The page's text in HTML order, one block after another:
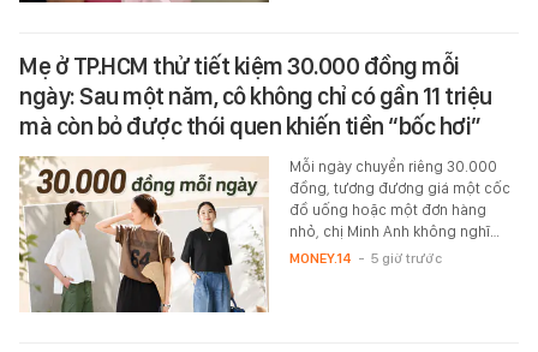
Mẹ ở TP.HCM thử tiết kiệm 30.000 đồng mỗi
ngày: Sau một năm, cô không chỉ có gần 11 triệu
mà còn bỏ được thói quen khiến tiền “bốc hơi”
Mỗi ngày chuyển riêng 30.000
đồng, tương đương giá một cốc
đồ uống hoặc một đơn hàng
nhỏ, chị Minh Anh không nghĩ…
MONEY.14 - 5 giờ trước